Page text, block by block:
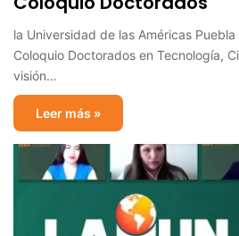
la Universidad de las Américas
Coloquio Doctorados en Tecnología,
visión…
Leer más »